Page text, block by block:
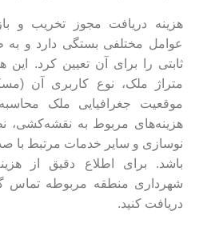
هزینه دریافت مجوز تخریب و
عوامل مختلفی بستگی دارد و به
ثابتی را برای آن تعیین کرد. این
متراژ ملک، نوع کاربری آن
موقعیت جغرافیایی ملک
هزینه‌های مربوط به نقشه‌کشی،
نوسازی و سایر خدمات مرتبط با
باشد. برای اطلاع دقیق از
شهرداری منطقه مربوطه تماس
دریافت کنید.